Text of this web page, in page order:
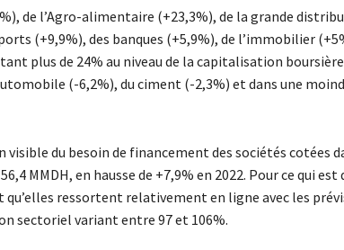
de l’Agro-alimentaire (+23,3%), de la grande
(+9,9%), des banques (+5,9%), de l’immobilier
plus de 24% au niveau de la capitalisation
(-6,2%), du ciment (-2,3%) et dans une
du besoin de financement des sociétés cotées
MMDH, en hausse de +7,9% en 2022. Pour ce qui est
ressortent relativement en ligne avec les
sectoriel variant entre 97 et 106%.